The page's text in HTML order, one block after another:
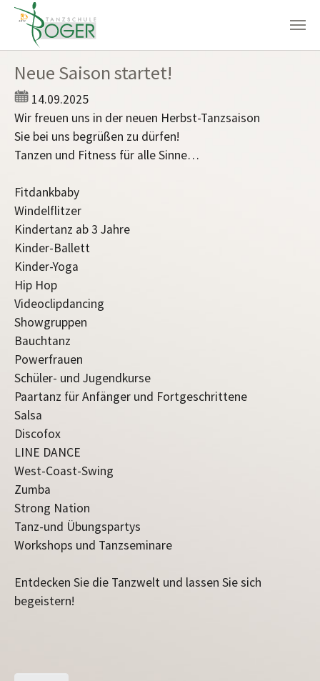
Neue Saison startet!
14.09.2025
Wir freuen uns in der neuen Herbst-Tanzsaison
Sie bei uns begrüßen zu dürfen!
Tanzen und Fitness für alle Sinne…
Fitdankbaby
Windelflitzer
Kindertanz ab 3 Jahre
Kinder-Ballett
Kinder-Yoga
Hip Hop
Videoclipdancing
Showgruppen
Bauchtanz
Powerfrauen
Schüler- und Jugendkurse
Paartanz für Anfänger und Fortgeschrittene
Salsa
Discofox
LINE DANCE
West-Coast-Swing
Zumba
Strong Nation
Tanz-und Übungspartys
Workshops und Tanzseminare
Entdecken Sie die Tanzwelt und lassen Sie sich
begeistern!